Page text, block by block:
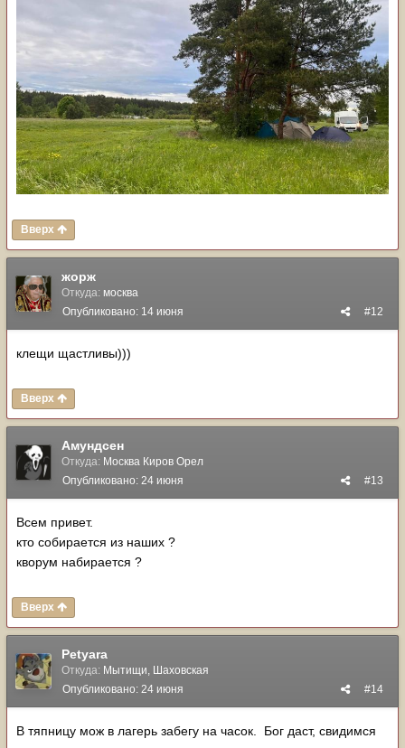
Вверх
жорж
Откуда: москва
#12
Опубликовано: 14 июня
клещи щастливы)))
Вверх
Амундсен
Откуда: Москва Киров Орел
#13
Опубликовано: 24 июня
Всем привет.
кто собирается из наших ?
кворум набирается ?
Вверх
Petyara
Откуда: Мытищи, Шаховская
#14
Опубликовано: 24 июня
В тяпницу мож в лагерь забегу на часок. Бог даст, свидимся